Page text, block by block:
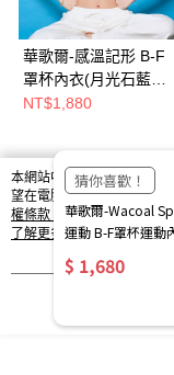
華歌爾-感溫記形 B-F
罩杯內衣(月光石藍灰)
NB4524F3
NT$1,880
熱門標籤
本網站中使用 cookie，欲
望在電腦上使用 cookie 時
權條款
」之 Cookie 聲明
用條款之 Cookie 聲明使用
了解更多 >